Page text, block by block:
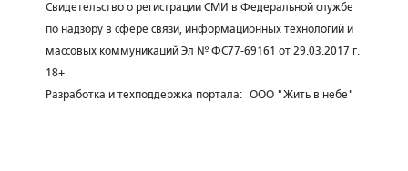
Свидетельство о регистрации СМИ в Федеральной службе
по надзору в сфере связи, информационных технологий и
массовых коммуникаций Эл № ФС77-69161 от 29.03.2017 г.
18+
Разработка и техподдержка портала: ООО "Жить в небе"